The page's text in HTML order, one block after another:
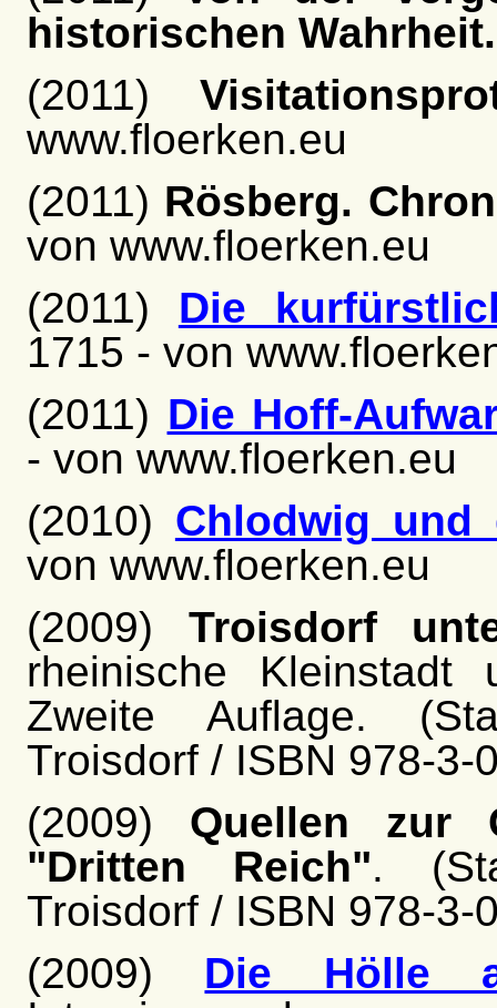
historischen Wahrheit.
(2011)
www.floerken.eu
(2011) Rösberg.
von www.floerken.eu
(2011) Die
1715 - von
(2011) Die Hoff-
- von www.floerken.eu
(2010) Chlodwig und
von www.floerken.eu
(2009) Troisdorf
rheinische Kleinstadt
Zweite Auflage.
Troisdorf / ISBN 978-3-
(2009) Quellen zur
"Dritten Reich".
Troisdorf / ISBN 978-3-
(2009) Die Hölle